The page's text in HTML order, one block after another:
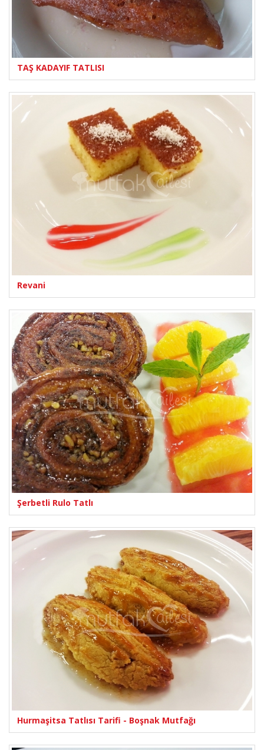
TAŞ KADAYIF TATLISI
Revani
Şerbetli Rulo Tatlı
Hurmaşitsa Tatlısı Tarifi - Boşnak Mutfağı